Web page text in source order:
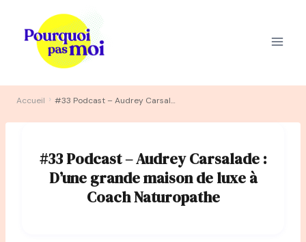
contenu
Accueil › #33 Podcast – Audrey Carsalade : D’une grande maison de luxe à Coach Naturopathe
#33 Podcast – Audrey Carsalade :
D’une grande maison de luxe à
Coach Naturopathe